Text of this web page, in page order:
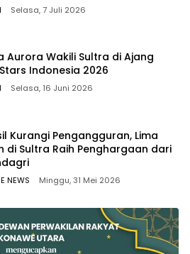
Selasa, 7 Juli 2026
Aurora Wakili Sultra di Ajang
Indonesia 2026
Selasa, 16 Juni 2026
Kurangi Pengangguran, Lima
di Sultra Raih Penghargaan dari
NEWS Minggu, 31 Mei 2026